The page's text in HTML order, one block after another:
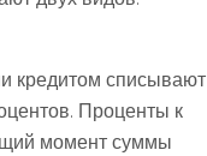
кредитом списывают
Проценты к
момент суммы